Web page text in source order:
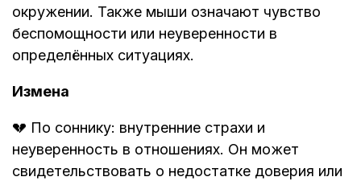
окружении. Также мыши означают чувство
беспомощности или неуверенности в
определённых ситуациях.
Измена
💔 По соннику: внутренние страхи и
неуверенность в отношениях. Он может
свидетельствовать о недостатке доверия или